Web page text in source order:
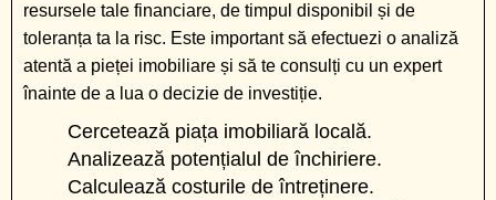
resursele tale financiare, de timpul disponibil și de
toleranța ta la risc. Este important să efectuezi o analiză
atentă a pieței imobiliare și să te consulți cu un expert
înainte de a lua o decizie de investiție.
Cercetează piața imobiliară locală.
Analizează potențialul de închiriere.
Calculează costurile de întreținere.